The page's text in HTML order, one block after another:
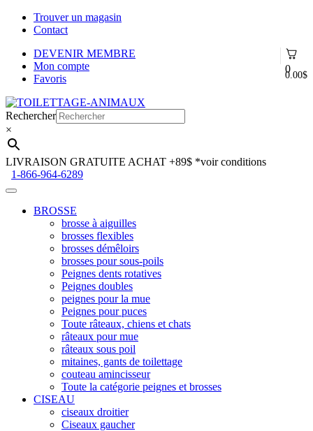
Trouver un magasin
Contact
0
0.00$
DEVENIR MEMBRE
Mon compte
Favoris
Aller
à
la
navigation
Aller
au
contenu
Rechercher
×
LIVRAISON GRATUITE ACHAT +89$ *voir conditions
1-866-964-6289
BROSSE
brosse à aiguilles
brosses flexibles
brosses démêloirs
brosses pour sous-poils
Peignes dents rotatives
Peignes doubles
peignes pour la mue
Peignes pour puces
Toute râteaux, chiens et chats
râteaux pour mue
râteaux sous poil
mitaines, gants de toilettage
couteau amincisseur
Toute la catégorie peignes et brosses
CISEAU
ciseaux droitier
Ciseaux gaucher